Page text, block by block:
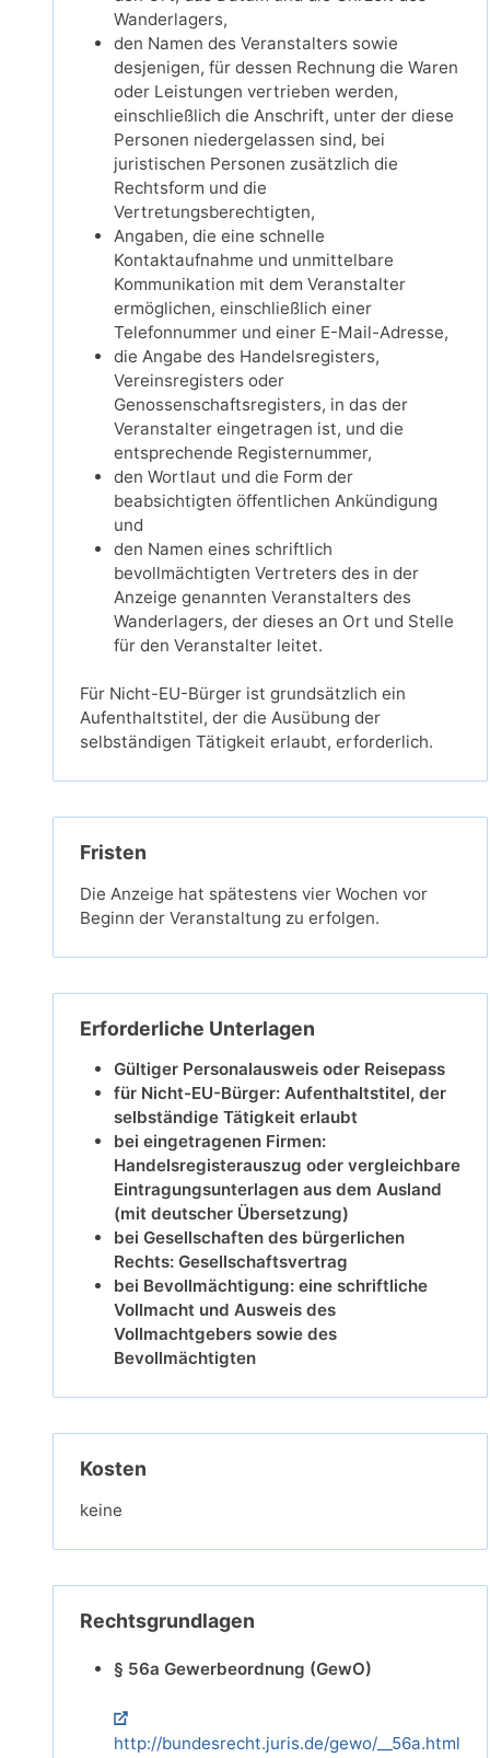
Wanderlagers,
den Namen des Veranstalters sowie
desjenigen, für dessen Rechnung die Waren
oder Leistungen vertrieben werden,
einschließlich die Anschrift, unter der diese
Personen niedergelassen sind, bei
juristischen Personen zusätzlich die
Rechtsform und die
Vertretungsberechtigten,
Angaben, die eine schnelle
Kontaktaufnahme und unmittelbare
Kommunikation mit dem Veranstalter
ermöglichen, einschließlich einer
Telefonnummer und einer E-Mail-Adresse,
die Angabe des Handelsregisters,
Vereinsregisters oder
Genossenschaftsregisters, in das der
Veranstalter eingetragen ist, und die
entsprechende Registernummer,
den Wortlaut und die Form der
beabsichtigten öffentlichen Ankündigung
und
den Namen eines schriftlich
bevollmächtigten Vertreters des in der
Anzeige genannten Veranstalters des
Wanderlagers, der dieses an Ort und Stelle
für den Veranstalter leitet.
Für Nicht-EU-Bürger ist grundsätzlich ein
Aufenthaltstitel, der die Ausübung der
selbständigen Tätigkeit erlaubt, erforderlich.
Fristen
Die Anzeige hat spätestens vier Wochen vor
Beginn der Veranstaltung zu erfolgen.
Erforderliche Unterlagen
Gültiger Personalausweis oder Reisepass
für Nicht-EU-Bürger: Aufenthaltstitel, der
selbständige Tätigkeit erlaubt
bei eingetragenen Firmen:
Handelsregisterauszug oder vergleichbare
Eintragungsunterlagen aus dem Ausland
(mit deutscher Übersetzung)
bei Gesellschaften des bürgerlichen
Rechts: Gesellschaftsvertrag
bei Bevollmächtigung: eine schriftliche
Vollmacht und Ausweis des
Vollmachtgebers sowie des
Bevollmächtigten
Kosten
keine
Rechtsgrundlagen
§ 56a Gewerbeordnung (GewO)
http://bundesrecht.juris.de/gewo/__56a.html